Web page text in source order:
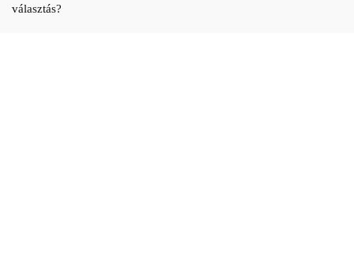
választás?